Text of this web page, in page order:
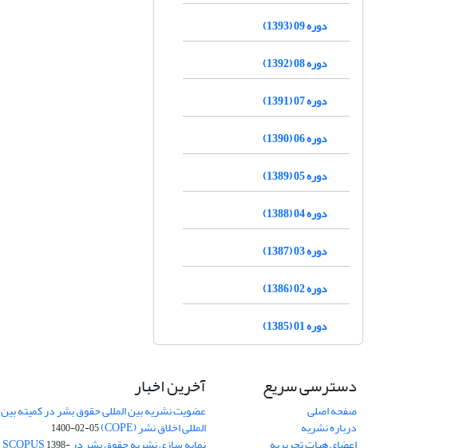
دوره 09 (1393)
دوره 08 (1392)
دوره 07 (1391)
دوره 06 (1390)
دوره 05 (1389)
دوره 04 (1388)
دوره 03 (1387)
دوره 02 (1386)
دوره 01 (1385)
دسترسی سریع
صفحه اصلی
درباره نشریه
آخرین اخبار
عضویت نشریه بین المللی حقوق بشر در کمیته بین
المللی اخلاق نشر (COPE) 1400-02-05